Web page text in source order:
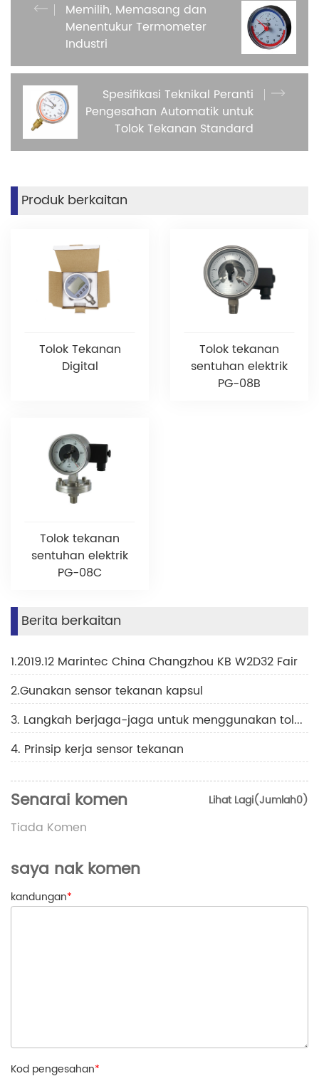
Memilih, Memasang dan
Menentukur Termometer
Industri
Spesifikasi Teknikal Peranti
Pengesahan Automatik untuk
Tolok Tekanan Standard
Produk berkaitan
Tolok Tekanan
Digital
Tolok tekanan
sentuhan elektrik
PG-08B
Tolok tekanan
sentuhan elektrik
PG-08C
Berita berkaitan
1.2019.12 Marintec China Changzhou KB W2D32 Fair
2.Gunakan sensor tekanan kapsul
3. Langkah berjaga-jaga untuk menggunakan tolok tekanan penyejukan
4. Prinsip kerja sensor tekanan
Lihat Lagi(Jumlah0)
Senarai komen
Tiada Komen
saya nak komen
kandungan*
Kod pengesahan*